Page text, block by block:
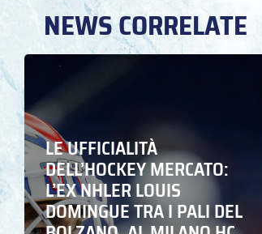
NEWS CORRELATE
LE UFFICIALITÀ
DELL’HOCKEY MERCATO:
L’EX NHLER LOUIS
DOMINGUE TRA I PALI DEL